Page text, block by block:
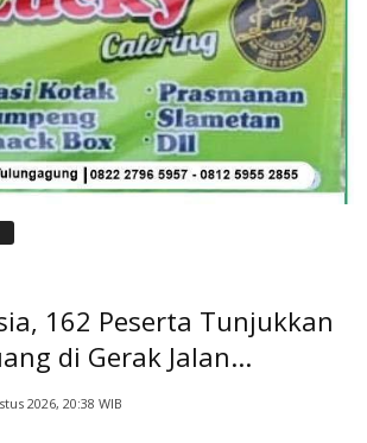
162 Peserta Tunjukkan
di Gerak Jalan...
2026, 20:38 WIB